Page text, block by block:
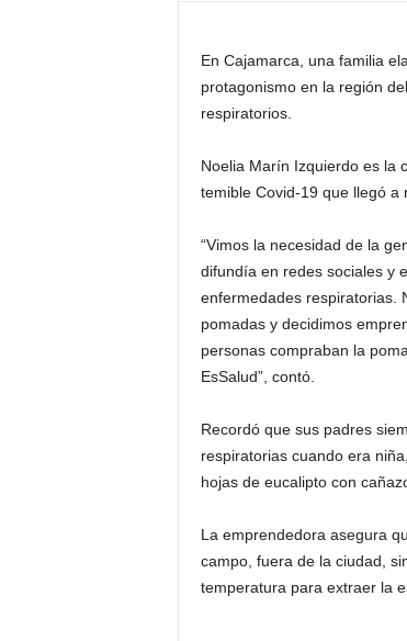
En Cajamarca, una familia
protagonismo en la región
respiratorios.
Noelia Marín Izquierdo es la
temible Covid-19 que llegó a
“Vimos la necesidad de la
difundía en redes sociales y
enfermedades respiratorias.
pomadas y decidimos
personas compraban la
EsSalud”, contó.
Recordó que sus padres
respiratorias cuando era
hojas de eucalipto con
La emprendedora asegura
campo, fuera de la ciudad,
temperatura para extraer la